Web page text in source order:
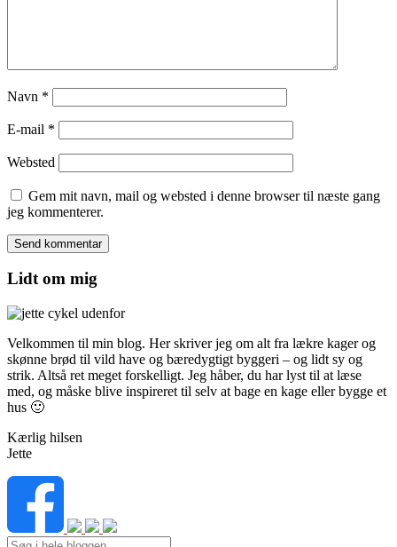
Navn *
E-mail *
Websted
Gem mit navn, mail og websted i denne browser til næste gang
jeg kommenterer.
Lidt om mig
Velkommen til min blog. Her skriver jeg om alt fra lækre kager og
skønne brød til vild have og bæredygtigt byggeri – og lidt sy og
strik. Altså ret meget forskelligt. Jeg håber, du har lyst til at læse
med, og måske blive inspireret til selv at bage en kage eller bygge et
hus 🙂
Kærlig hilsen
Jette